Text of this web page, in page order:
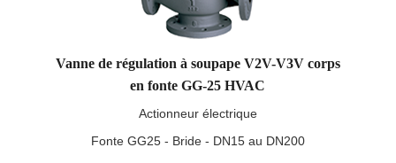
Vanne de régulation à soupape V2V-V3V corps
en fonte GG-25 HVAC
Actionneur électrique
Fonte GG25 - Bride - DN15 au DN200